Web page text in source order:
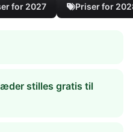
for 2027 Priser for
stilles gratis til